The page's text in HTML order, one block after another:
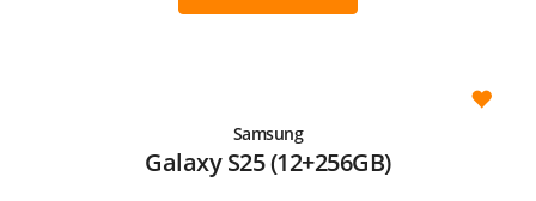
Samsung
Galaxy S25 (12+256GB)